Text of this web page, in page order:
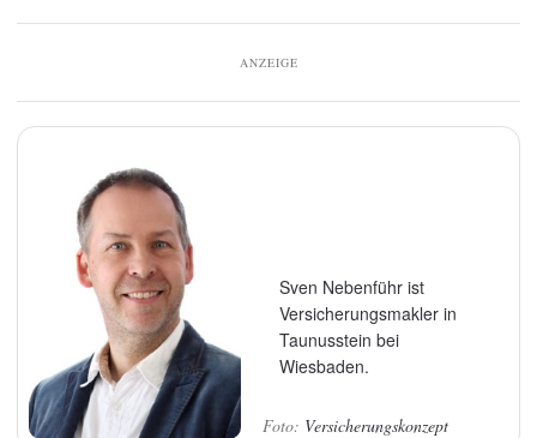
ANZEIGE
Sven Nebenführ ist
Versicherungsmakler in
Taunusstein bei
Wiesbaden.
Versicherungskonzept